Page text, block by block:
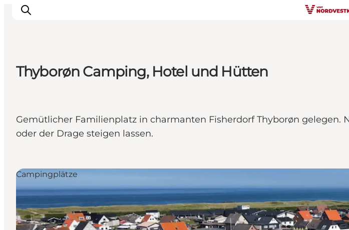
Events
Unterkunft
Mach deine Urlaubsplanung
Thyborøn Camping, Hotel und Hütten
Gemütlicher Familienplatz in charmanten Fisherdorf Thyborøn
oder der Drage steigen lassen.
Campingplätze